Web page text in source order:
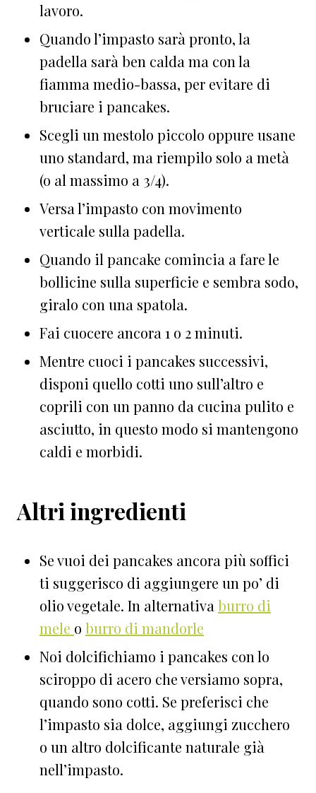
lavoro.
Quando l’impasto sarà pronto, la
padella sarà ben calda ma con la
fiamma medio-bassa, per evitare di
bruciare i pancakes.
Scegli un mestolo piccolo oppure usane
uno standard, ma riempilo solo a metà
(o al massimo a 3/4).
Versa l’impasto con movimento
verticale sulla padella.
Quando il pancake comincia a fare le
bollicine sulla superficie e sembra sodo,
giralo con una spatola.
Fai cuocere ancora 1 o 2 minuti.
Mentre cuoci i pancakes successivi,
disponi quello cotti uno sull’altro e
coprili con un panno da cucina pulito e
asciutto, in questo modo si mantengono
caldi e morbidi.
Altri ingredienti
Se vuoi dei pancakes ancora più soffici
ti suggerisco di aggiungere un po’ di
olio vegetale. In alternativa burro di
mele o burro di mandorle
Noi dolcifichiamo i pancakes con lo
sciroppo di acero che versiamo sopra,
quando sono cotti. Se preferisci che
l’impasto sia dolce, aggiungi zucchero
o un altro dolcificante naturale già
nell’impasto.